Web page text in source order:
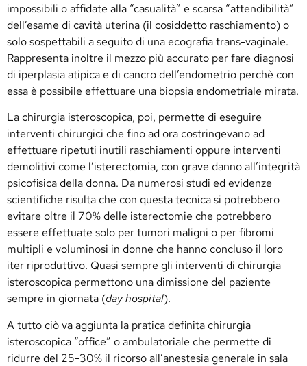
impossibili o affidate alla “casualità” e scarsa “attendibilità”
dell’esame di cavità uterina (il cosiddetto raschiamento) o
solo sospettabili a seguito di una ecografia trans-vaginale.
Rappresenta inoltre il mezzo più accurato per fare diagnosi
di iperplasia atipica e di cancro dell’endometrio perchè con
essa è possibile effettuare una biopsia endometriale mirata.
La chirurgia isteroscopica, poi, permette di eseguire
interventi chirurgici che fino ad ora costringevano ad
effettuare ripetuti inutili raschiamenti oppure interventi
demolitivi come l’isterectomia, con grave danno all’integrità
psicofisica della donna. Da numerosi studi ed evidenze
scientifiche risulta che con questa tecnica si potrebbero
evitare oltre il 70% delle isterectomie che potrebbero
essere effettuate solo per tumori maligni o per fibromi
multipli e voluminosi in donne che hanno concluso il loro
iter riproduttivo. Quasi sempre gli interventi di chirurgia
isteroscopica permettono una dimissione del paziente
sempre in giornata (day hospital).
A tutto ciò va aggiunta la pratica definita chirurgia
isteroscopica “office” o ambulatoriale che permette di
ridurre del 25-30% il ricorso all’anestesia generale in sala